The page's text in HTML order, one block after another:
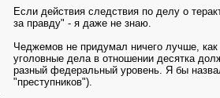
Если действия следствия по делу о
за правду" - я даже не знаю.
Чеджемов не придумал ничего лучше, как
уголовные дела в отношении десятка
разный федеральный уровень. Я бы
"преступников").